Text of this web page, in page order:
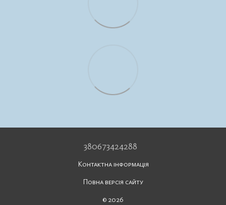
380673424288
Контактна інформація
Повна версія сайту
© 2026